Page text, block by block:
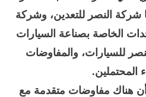
شركة النصر للتعدين، وشركة
الخاصة بصناعة السيارات
للسيارات، والمفاوضات
المحتملين.
هناك مفاوضات متقدمة مع